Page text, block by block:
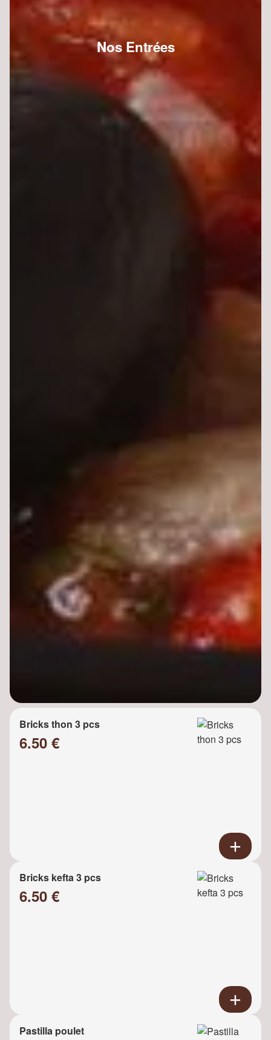
Nos Entrées
Bricks thon 3 pcs
6.50 €
Bricks kefta 3 pcs
6.50 €
Pastilla poulet